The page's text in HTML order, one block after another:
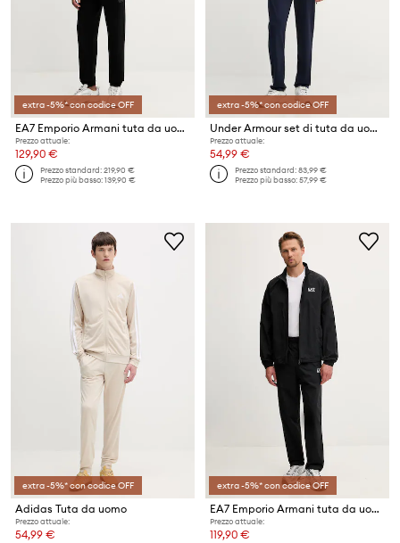
extra -5%* con codice OFF
EA7 Emporio Armani tuta da uomo
Prezzo attuale:
129,90 €
Prezzo standard:219,90 €
Prezzo più basso:139,90 €
extra -5%* con codice OFF
Under Armour set di tuta da uomo EMEA
Prezzo attuale:
54,99 €
Prezzo standard:83,99 €
Prezzo più basso:57,99 €
extra -5%* con codice OFF
Adidas Tuta da uomo
Prezzo attuale:
54,99 €
extra -5%* con codice OFF
EA7 Emporio Armani tuta da uomo
Prezzo attuale:
119,90 €